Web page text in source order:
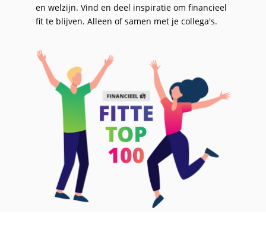
en welzijn. Vind en deel inspiratie om financieel
fit te blijven. Alleen of samen met je collega's.